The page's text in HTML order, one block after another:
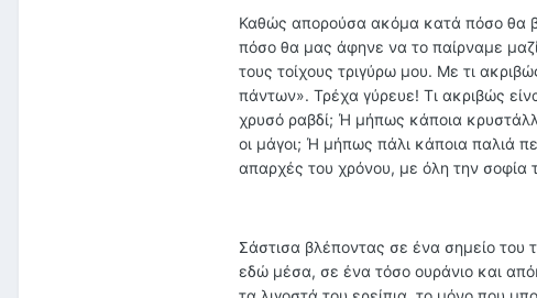
Καθώς απορούσα ακόμα κατά πόσο θα
πόσο θα μας άφηνε να το παίρναμε
τους τοίχους τριγύρω μου. Με τι
πάντων». Τρέχα γύρευε! Τι ακριβώς
χρυσό ραβδί; Ή μήπως κάποια
οι μάγοι; Ή μήπως πάλι κάποια παλιά
απαρχές του χρόνου, με όλη την σοφία
Σάστισα βλέποντας σε ένα σημείο του
εδώ μέσα, σε ένα τόσο ουράνιο και